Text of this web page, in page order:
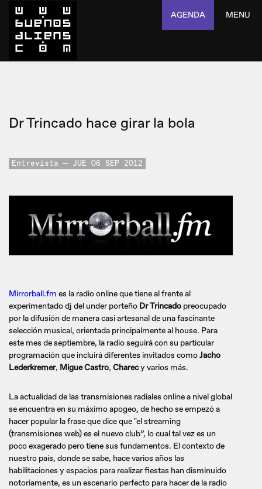
AGENDA MENU
Dr Trincado hace girar la bola
Entrevista JUE 06 SEP 2012
Mirrorball.fm es la radio online que tiene al frente al
experimentado dj del under porteño Dr Trincado preocupado
por la difusión de manera casi artesanal de una fascinante
selección musical, orientada principalmente al house. Para
este mes de septiembre, la radio seguirá con su particular
programación que incluirá diferentes invitados comoJacho
Lederkremer, Migue Castro, Charecy varios más.
La actualidad de las transmisiones radiales online a nivel global
se encuentra en su máximo apogeo, de hecho se empezó a
hacer popular la frase que dice que "el streaming
(transmisiones web) es el nuevo club”, lo cual tal vez es un
poco exagerado pero tiene sus fundamentos. El contexto de
nuestro país, donde se sabe, hace varios años las
habilitaciones y espacios para realizar fiestas han disminuido
notoriamente, es un escenario perfecto para hacer de la radio